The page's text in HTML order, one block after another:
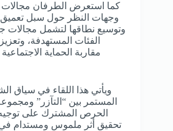
كما استعرض الطرفان مجالات
وجهات النظر حول سبل تعميق
وتوسيع نطاقها لتشمل مجالات
الفئات المستهدفة،
مقاربة الحماية
ويأتي هذا اللقاء في سياق
المستمر بين “التآزر”
الحرص المشترك على توجيه
تحقيق أثر ملموس ومستدام في